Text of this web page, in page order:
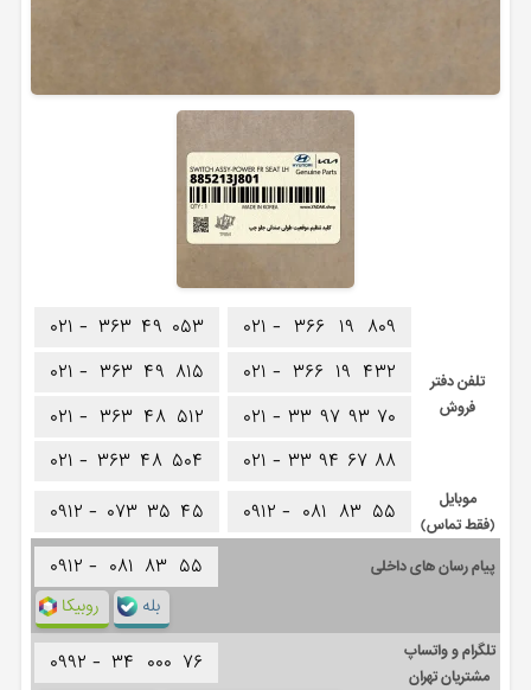
تلفن دفتر
فروش
۰۲۱ - ۳۶۶ ۱۹ ۸۰۹
۰۲۱ - ۳۶۶ ۱۹ ۴۳۲
۰۲۱ - ۳۳ ۹۷ ۹۳ ۷۰
۰۲۱ - ۳۳ ۹۴ ۶۷ ۸۸
۰۲۱ - ۳۶۳ ۴۹ ۰۵۳
۰۲۱ - ۳۶۳ ۴۹ ۸۱۵
۰۲۱ - ۳۶۳ ۴۸ ۵۱۲
۰۲۱ - ۳۶۳ ۴۸ ۵۰۴
موبایل
(فقط تماس)
۰۹۱۲ - ۰۸۱ ۸۳ ۵۵ ۰۹۱۲ - ۰۷۳ ۳۵ ۴۵
پیام رسان های داخلی ۰۹۱۲ - ۰۸۱ ۸۳ ۵۵
روبیکا بله
تلگرام و واتساپ
مشتریان تهران
۰۹۹۲ - ۳۴ ۰۰۰ ۷۶